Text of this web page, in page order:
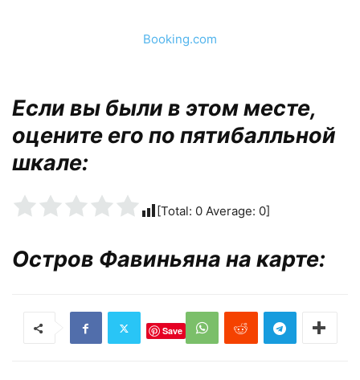
Booking.com
Если вы были в этом месте,
оцените его по пятибалльной
шкале:
[Total: 0 Average: 0]
Остров Фавиньяна на карте:
Save